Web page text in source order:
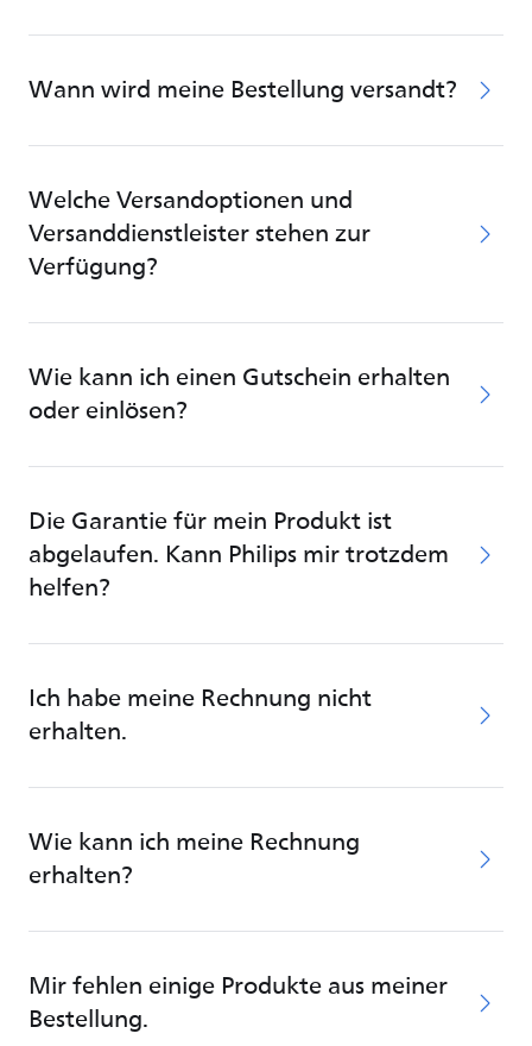
Wann wird meine Bestellung versandt?
Welche Versandoptionen und
Versanddienstleister stehen zur
Verfügung?
Wie kann ich einen Gutschein erhalten
oder einlösen?
Die Garantie für mein Produkt ist
abgelaufen. Kann Philips mir trotzdem
helfen?
Ich habe meine Rechnung nicht
erhalten.
Wie kann ich meine Rechnung
erhalten?
Mir fehlen einige Produkte aus meiner
Bestellung.